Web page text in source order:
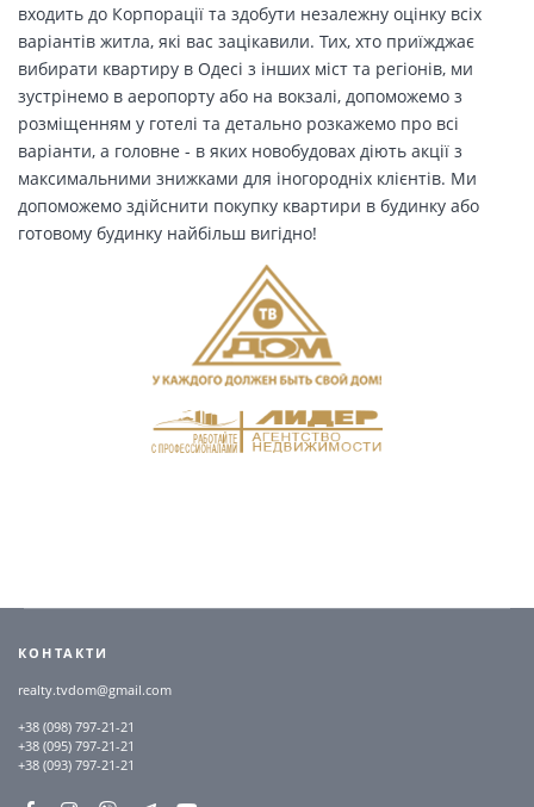
входить до Корпорації та здобути незалежну оцінку всіх
варіантів житла, які вас зацікавили. Тих, хто приїжджає
вибирати квартиру в Одесі з інших міст та регіонів, ми
зустрінемо в аеропорту або на вокзалі, допоможемо з
розміщенням у готелі та детально розкажемо про всі
варіанти, а головне - в яких новобудовах діють акції з
максимальними знижками для іногородніх клієнтів. Ми
допоможемо здійснити покупку квартири в будинку або
готовому будинку найбільш вигідно!
КОНТАКТИ
realty.tvdom@gmail.com
+38 (098) 797-21-21
+38 (095) 797-21-21
+38 (093) 797-21-21